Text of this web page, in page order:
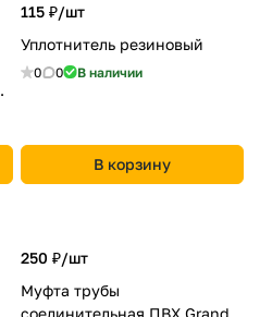
115 ₽/шт
Уплотнитель резиновый
0 0 В наличии
В корзину
250 ₽/шт
Муфта трубы
соединительная ПВХ Grand